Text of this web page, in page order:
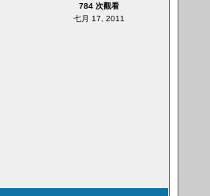
784 次觀看
七月 17, 2011